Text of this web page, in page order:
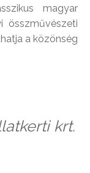
magyar
összművészeti
a közönség
krt.